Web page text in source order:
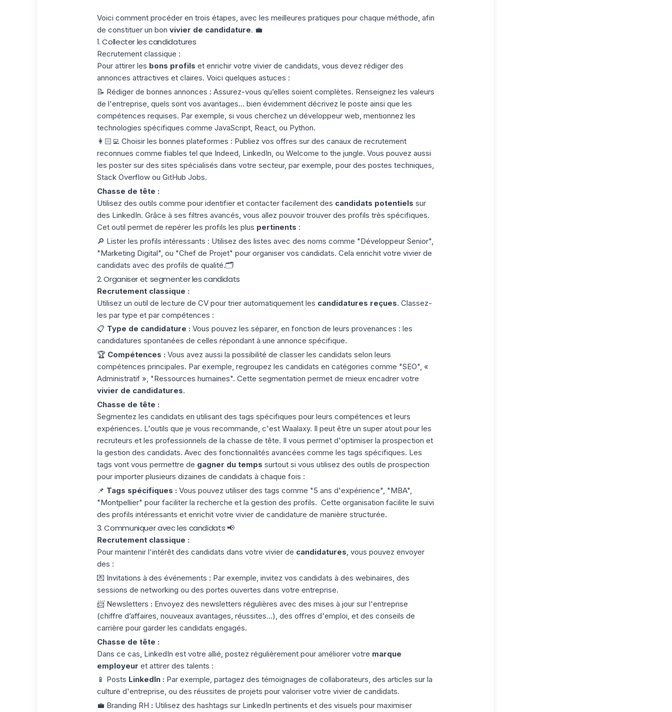
Voici comment procéder en trois étapes, avec les meilleures pratiques pour chaque méthode, afin
de constituer un bon vivier de candidature. 💼
1. Collecter les candidatures
Recrutement classique :
Pour attirer les bons profils et enrichir votre vivier de candidats, vous devez rédiger des
annonces attractives et claires. Voici quelques astuces :
📝 Rédiger de bonnes annonces : Assurez-vous qu’elles soient complètes. Renseignez les valeurs
de l'entreprise, quels sont vos avantages... bien évidemment décrivez le poste ainsi que les
compétences requises. Par exemple, si vous cherchez un développeur web, mentionnez les
technologies spécifiques comme JavaScript, React, ou Python.
👩🏻‍💻 Choisir les bonnes plateformes : Publiez vos offres sur des canaux de recrutement
reconnues comme fiables tel que Indeed, LinkedIn, ou Welcome to the jungle. Vous pouvez aussi
les poster sur des sites spécialisés dans votre secteur, par exemple, pour des postes techniques,
Stack Overflow ou GitHub Jobs.
Chasse de tête :
Utilisez des outils comme pour identifier et contacter facilement des candidats potentiels sur
des LinkedIn. Grâce à ses filtres avancés, vous allez pouvoir trouver des profils très spécifiques.
Cet outil permet de repérer les profils les plus pertinents :
🔎 Lister les profils intéressants : Utilisez des listes avec des noms comme "Développeur Senior",
"Marketing Digital", ou "Chef de Projet" pour organiser vos candidats. Cela enrichit votre vivier de
candidats avec des profils de qualité.🗂️
2. Organiser et segmenter les candidats
Recrutement classique :
Utilisez un outil de lecture de CV pour trier automatiquement les candidatures reçues. Classez-
les par type et par compétences :
📋 Type de candidature : Vous pouvez les séparer, en fonction de leurs provenances : les
candidatures spontanées de celles répondant à une annonce spécifique.
🏆 Compétences : Vous avez aussi la possibilité de classer les candidats selon leurs
compétences principales. Par exemple, regroupez les candidats en catégories comme "SEO", «
Administratif », "Ressources humaines". Cette segmentation permet de mieux encadrer votre
vivier de candidatures.
Chasse de tête :
Segmentez les candidats en utilisant des tags spécifiques pour leurs compétences et leurs
expériences. L'outils que je vous recommande, c'est Waalaxy. Il peut être un super atout pour les
recruteurs et les professionnels de la chasse de tête. Il vous permet d'optimiser la prospection et
la gestion des candidats. Avec des fonctionnalités avancées comme les tags spécifiques. Les
tags vont vous permettre de gagner du temps surtout si vous utilisez des outils de prospection
pour importer plusieurs dizaines de candidats à chaque fois :
📌 Tags spécifiques : Vous pouvez utiliser des tags comme "5 ans d'expérience", "MBA",
"Montpellier" pour faciliter la recherche et la gestion des profils. Cette organisation facilite le suivi
des profils intéressants et enrichit votre vivier de candidature de manière structurée.
3. Communiquer avec les candidats 📢
Recrutement classique :
Pour maintenir l'intérêt des candidats dans votre vivier de candidatures, vous pouvez envoyer
des :
💌 Invitations à des événements : Par exemple, invitez vos candidats à des webinaires, des
sessions de networking ou des portes ouvertes dans votre entreprise.
📨 Newsletters : Envoyez des newsletters régulières avec des mises à jour sur l'entreprise
(chiffre d’affaires, nouveaux avantages, réussites...), des offres d'emploi, et des conseils de
carrière pour garder les candidats engagés.
Chasse de tête :
Dans ce cas, LinkedIn est votre allié, postez régulièrement pour améliorer votre marque
employeur et attirer des talents :
📱 Posts LinkedIn : Par exemple, partagez des témoignages de collaborateurs, des articles sur la
culture d'entreprise, ou des réussites de projets pour valoriser votre vivier de candidats.
💼 Branding RH : Utilisez des hashtags sur LinkedIn pertinents et des visuels pour maximiser